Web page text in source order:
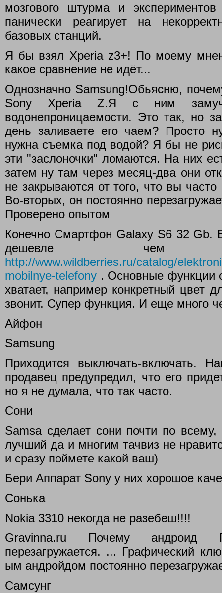
мозгового штурма и
панически реагирует на
базовых станций.
Я бы взял Xperia z3+! По моему
какое сравнение не идёт...
Однозначно Samsung!Обьясню,
Sony Xperia Z.Я с ним
водонепроницаемости. Это так, но
день заливаете его чаем? Просто
нужна съемка под водой? Я бы не
эти "заслоночки" ломаются. На них
затем ну там через месяц-два они
не закрываются от того, что вы
Во-вторых, он постоянно
Проверено опытом
Конечно Смартфон Galaxy S6 32 Gb.
дешевле чем
http://www.wildberries.ru/catalog/
mobilnye-telefony . Основные функции
хватает, например конкретный цвет
звонит. Супер функция. И еще много
Айфон
Samsung
Приходится выключать-включать.
продавец предупредил, что его
но я не думала, что так часто.
Сони
Samsa сделает сони почти по
лучший да и многим тачвиз не
и сразу поймете какой ваш)
Бери Аппарат Sony у них хорошое
Сонька
Nokia 3310 некогда не разебеш!!!!
Gravinna.ru Почему андроид
перезагружается. ... Графический
ым андройдом постоянно
Самсунг